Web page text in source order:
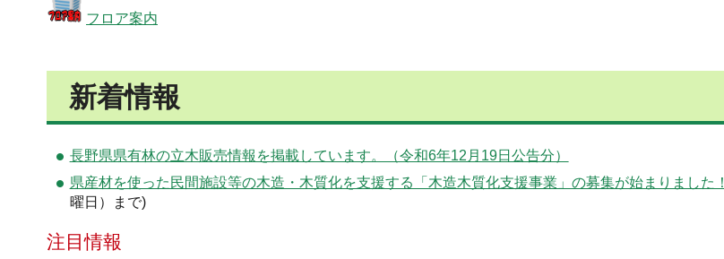
フロア案内
新着情報
長野県県有林の立木販売情報を掲載しています。（令和6年12月19日公告分）
県産材を使った民間施設等の木造・木質化を支援する「木造木質化支援事業」の募集が始まりました！
曜日）まで)
注目情報